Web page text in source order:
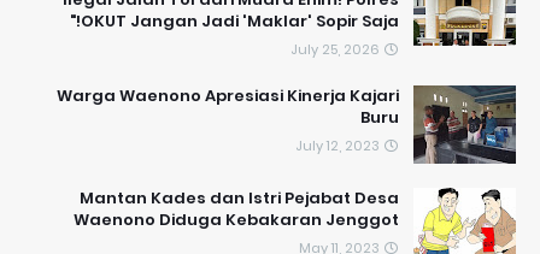
OKUT Jangan Jadi 'Maklar' Sopir Saja!"
July 25, 2026
Warga Waenono Apresiasi Kinerja Kajari
Buru
July 12, 2023
Mantan Kades dan Istri Pejabat Desa
Waenono Diduga Kebakaran Jenggot
May 11, 2023